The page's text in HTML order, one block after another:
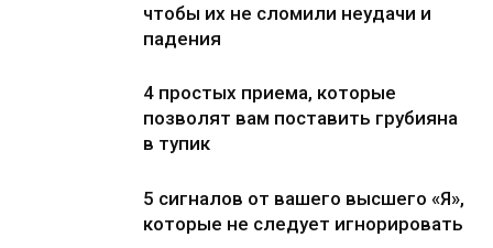
чтобы их не сломили неудачи и
падения
4 простых приема, которые
позволят вам поставить грубияна
в тупик
5 сигналов от вашего высшего «Я»,
которые не следует игнорировать